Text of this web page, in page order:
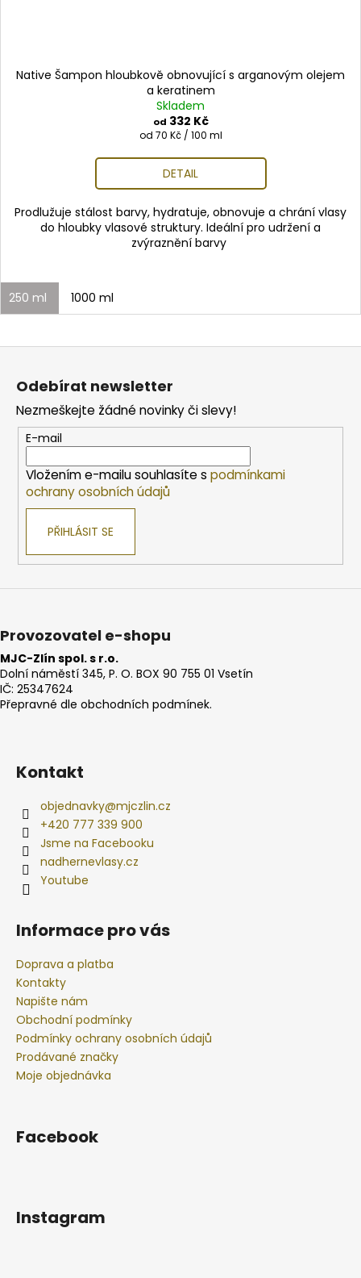
Native Šampon hloubkově obnovující s arganovým olejem
a keratinem
Skladem
od 332 Kč
Měrná
od 70 Kč / 100 ml
DETAIL
Prodlužuje stálost barvy, hydratuje, obnovuje a chrání vlasy
do hloubky vlasové struktury. Ideální pro udržení a
zvýraznění barvy
250 ml 1000 ml
Z
Odebírat newsletter
Nezmeškejte žádné novinky či slevy!
E-mail
Vložením e-mailu souhlasíte s podmínkami
ochrany osobních údajů
PŘIHLÁSIT SE
Provozovatel e-shopu
MJC-Zlín spol. s r.o.
Dolní náměstí 345, P. O. BOX 90 755 01 Vsetín
IČ: 25347624
Přepravné dle obchodních podmínek.
Kontakt
objednavky@mjczlin.cz
+420 777 339 900
Jsme na Facebooku
nadhernevlasy.cz
Youtube
Informace pro vás
Doprava a platba
Kontakty
Napište nám
Obchodní podmínky
Podmínky ochrany osobních údajů
Prodávané značky
Moje objednávka
Facebook
Instagram